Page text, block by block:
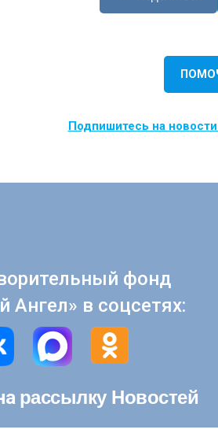
Подпишитесь на
фонд
Ангел» в соцсетях:
рассылку Новостей